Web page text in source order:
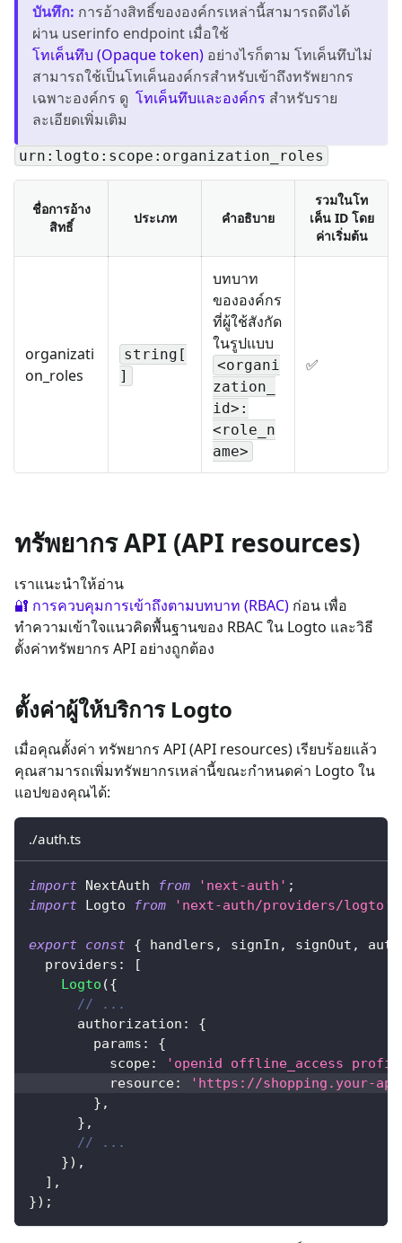
บันทึก: การอ้างสิทธิ์ขององค์กรเหล่านี้สามารถดึงได้
ผ่าน userinfo endpoint เมื่อใช้
โทเค็นทึบ (Opaque token) อย่างไรก็ตาม โทเค็นทึบไม่
สามารถใช้เป็นโทเค็นองค์กรสำหรับเข้าถึงทรัพยากร
เฉพาะองค์กร ดู โทเค็นทึบและองค์กร สำหรับราย
ละเอียดเพิ่มเติม
urn:logto:scope:organization_roles
ชื่อการอ้าง
สิทธิ์
ประเภท คำอธิบาย
รวมในโท
เค็น ID โดย
ค่าเริ่มต้น
organizati
on_roles
string[
]
บทบาท
ขององค์กร
ที่ผู้ใช้สังกัด
ในรูปแบบ
<organi
zation_
id>:
<role_n
ame>
✅
ทรัพยากร API (API resources)
เราแนะนำให้อ่าน
🔐 การควบคุมการเข้าถึงตามบทบาท (RBAC) ก่อน เพื่อ
ทำความเข้าใจแนวคิดพื้นฐานของ RBAC ใน Logto และวิธี
ตั้งค่าทรัพยากร API อย่างถูกต้อง
ตั้งค่าผู้ให้บริการ Logto
เมื่อคุณตั้งค่า ทรัพยากร API (API resources) เรียบร้อยแล้ว
คุณสามารถเพิ่มทรัพยากรเหล่านี้ขณะกำหนดค่า Logto ใน
แอปของคุณได้:
./auth.ts
import NextAuth from 'next-auth' ;
import Logto from 'next-auth/providers/logto'
export const { handlers , signIn , signOut ,
  providers
:
[
Logto ({
// ...
      authorization
:
{
        params
:
{
          scope
:
'openid offline_access
          resource
:
'https://shopping.your-
} ,
} ,
// ...
}) ,
] ,
}) ;